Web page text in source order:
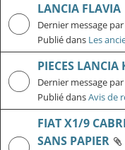
LANCIA FLAVIA
Dernier message par
Publié dans Les
PIECES LANCIA
Dernier message par
Publié dansAvis de
FIAT X1/9
SANS PAPIER